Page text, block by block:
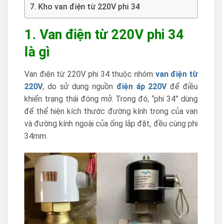
7. Kho van điện từ 220V phi 34
1. Van điện từ 220V phi 34
là gì
Van điện từ 220V phi 34 thuộc nhóm van điện từ
220V, do sử dụng nguồn điện áp 220Vđể điều
khiển trạng thái đóng mở. Trong đó, “phi 34” dùng
để thể hiện kích thước đường kính trong của van
và đường kính ngoài của ống lắp đặt, đều cùng phi
34mm.